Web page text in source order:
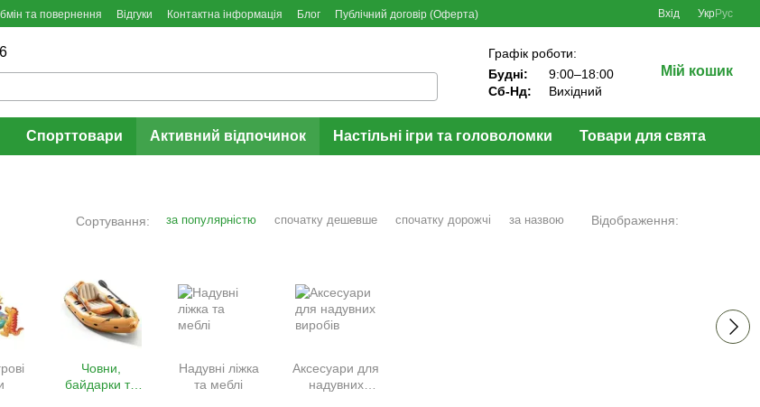
та повернення Відгуки Контактна інформація Блог Публічний договір (Оферта) Вхід УкрРус
Графік роботи:
Будні:
9:00–18:00
Сб-Нд:
Вихідний
Мій кошик
Спорттовари Активний відпочинок Настільні ігри та головоломки Товари для свята
Сортування: за популярністю спочатку дешевше спочатку дорожчі за назвою Відображення:
Човни,
байдарки та
Надувні ліжка
та меблі
Аксесуари для
надувних